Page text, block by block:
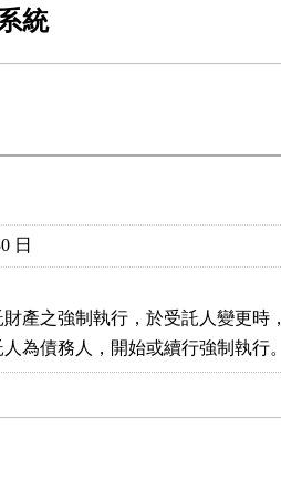
統
日
產之強制執行，於受託人變更時
人為債務人，開始或續行強制執行。